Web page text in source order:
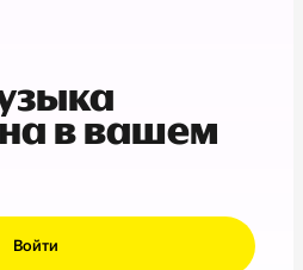
в вашем
Войти